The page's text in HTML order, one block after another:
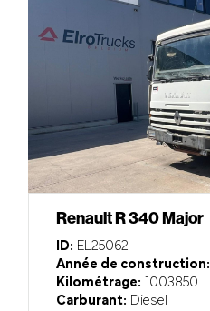
Renault R 340 Major
ID: EL25062
Année de construction:
Kilométrage: 1003850
Carburant: Diesel